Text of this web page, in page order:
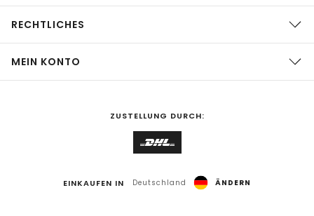
RECHTLICHES
MEIN KONTO
ZUSTELLUNG DURCH:
EINKAUFEN IN Deutschland ÄNDERN